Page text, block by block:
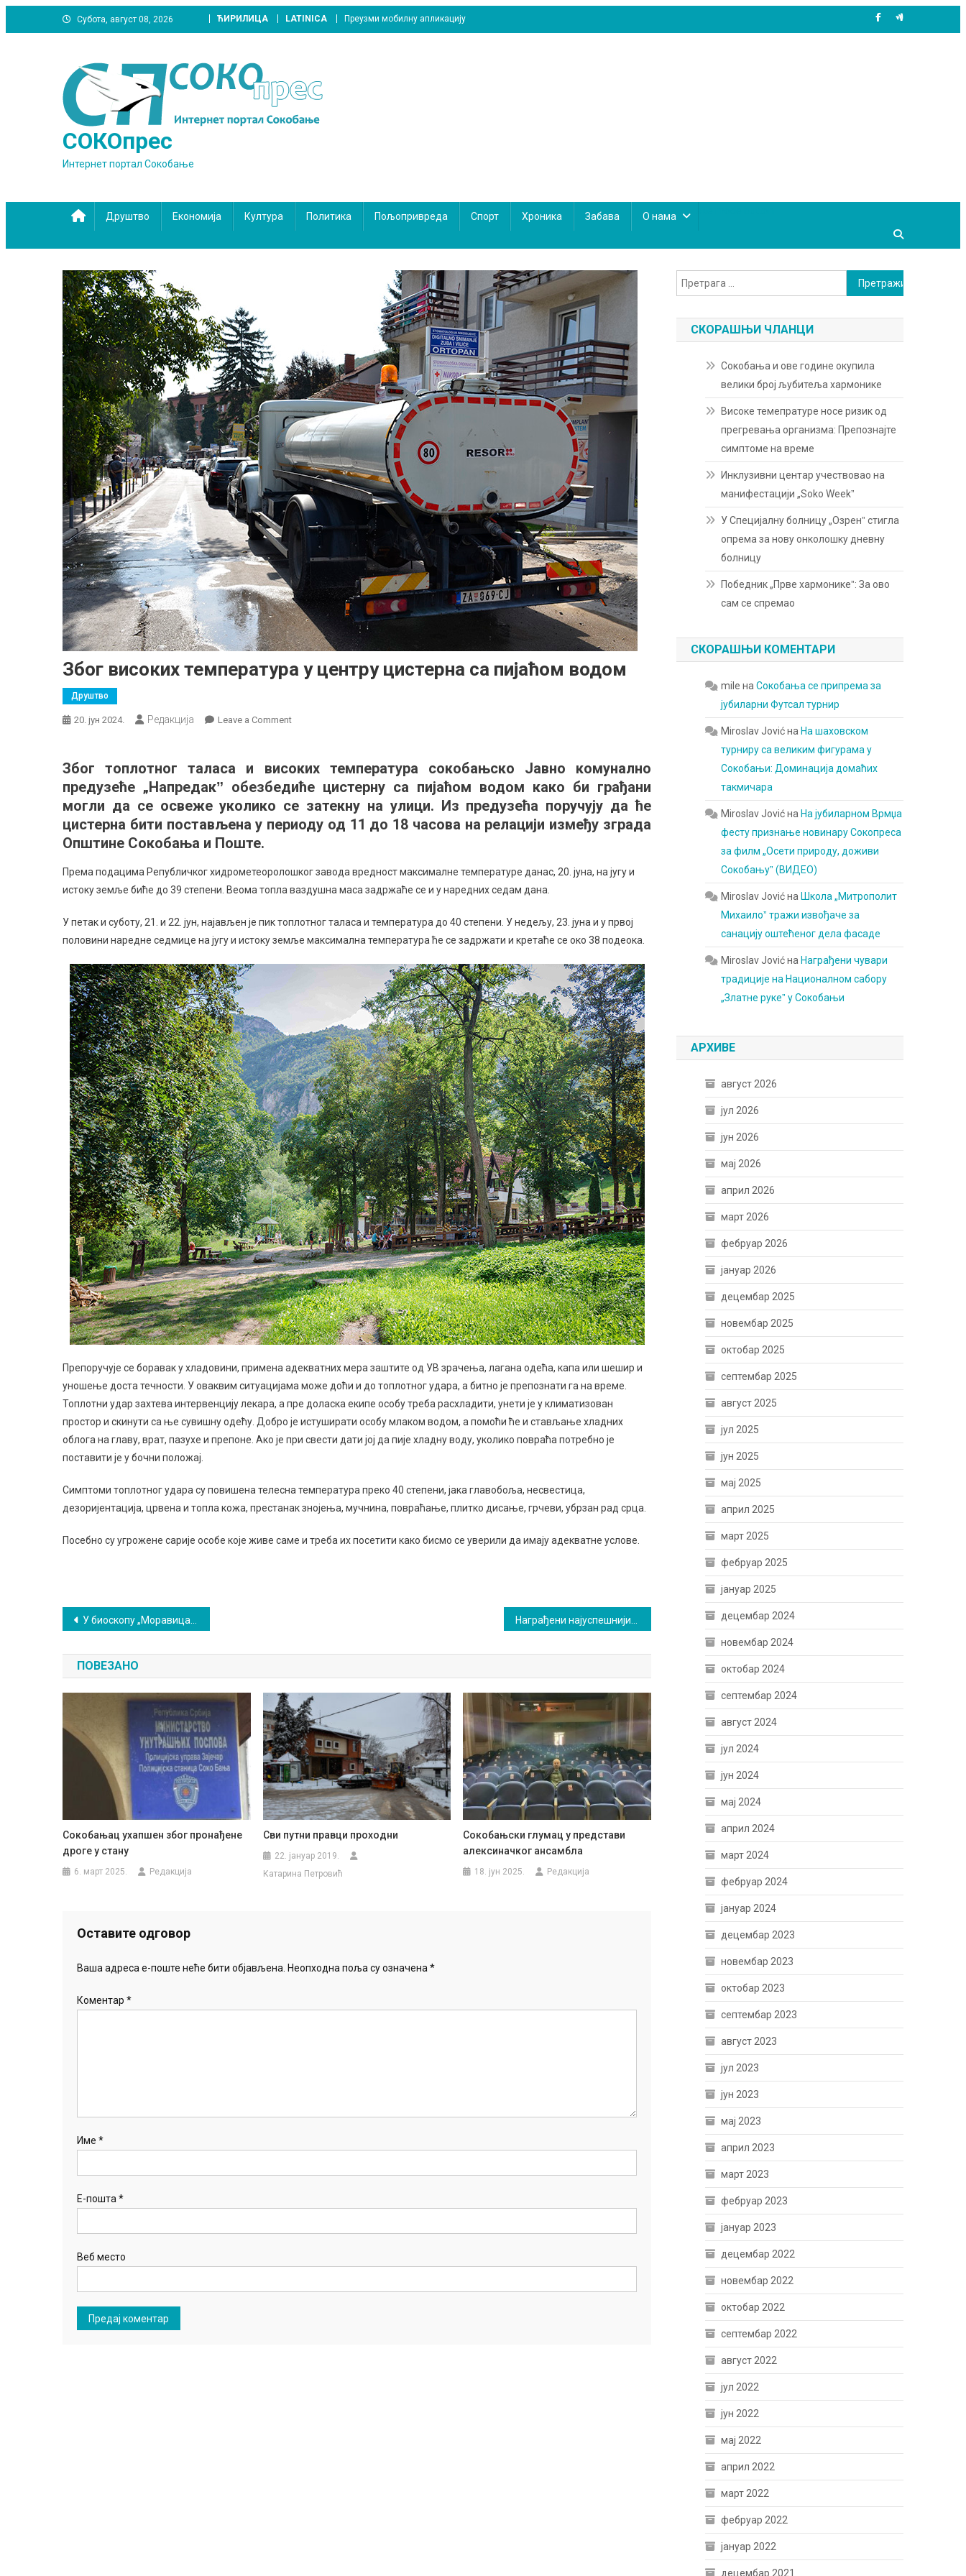
to
Субота, август 08, 2026 ЋИРИЛИЦА LATINICA Преузми мобилну апликацију
СОКОпрес
Интернет портал Сокобање
Друштво Економија Култура Политика Пољопривреда Спорт Хроника Забава О нама
Због високих температура у центру цистерна са пијаћом водом
Друштво
20. јун 2024. Редакција Leave a Commenton
температура
у
центру
водом
Због топлотног таласа и високих температура сокобањско Јавно комунално
предузеће „Напредакˮ обезбедиће цистерну са пијаћом водом како би грађани
могли да се освеже уколико се затекну на улици. Из предузећа поручују да ће
цистерна бити постављена у периоду од 11 до 18 часова на релацији између зграда
Општине Сокобања и Поште.
Према подацима Републичког хидрометеоролошког завода вредност максималне температуре данас, 20. јуна, на југу и
истоку земље биће до 39 степени. Веома топла ваздушна маса задржаће се и у наредних седам дана.
У петак и суботу, 21. и 22. јун, најављен је пик топлотног таласа и температура до 40 степени. У недељу, 23. јуна и у првој
половини наредне седмице на југу и истоку земље максимална температура ће се задржати и кретаће се око 38 подеока.
Препоручује се боравак у хладовини, примена адекватних мера заштите од УВ зрачења, лагана одећа, капа или шешир и
уношење доста течности. У оваквим ситуацијама може доћи и до топлотног удара, а битно је препознати га на време.
Топлотни удар захтева интервенцију лекара, а пре доласка екипе особу треба расхладити, унети је у климатизован
простор и скинути са ње сувишну одећу. Добро је истуширати особу млаком водом, а помоћи ће и стављање хладних
облога на главу, врат, пазухе и препоне. Ако је при свести дати јој да пије хладну воду, уколико повраћа потребно је
поставити је у бочни положај.
Симптоми топлотног удара су повишена телесна температура преко 40 степени, јака главобоља, несвестица,
дезоријентација, црвена и топла кожа, престанак знојења, мучнина, повраћање, плитко дисање, грчеви, убрзан рад срца.
Посебно су угрожене сарије особе које живе саме и треба их посетити како бисмо се уверили да имају адекватне услове.
Кретање
чланка
У биоскопу „Моравица”: Сутра „Егзорцизам”, у недељу „Грозан Ја”
ПОВЕЗАНО
Сокобањац ухапшен због пронађене
дроге у стану
6. март 2025. Редакција
Сви путни правци проходни
22. јануар 2019.
Катарина Петровић
Сокобањски глумац у представи
алексиначког ансамбла
18. јун 2025. Редакција
Оставите одговор
Ваша адреса е-поште неће бити објављена. Неопходна поља су означена*
Коментар *
Име *
Е-пошта*
Веб место
Претрага
за:
СКОРАШЊИ ЧЛАНЦИ
Сокобања и ове године окупила
велики број љубитеља хармонике
Високе темепратуре носе ризик од
прегревања организма: Препознајте
симптоме на време
Инклузивни центар учествовао на
манифестацији „Soko Weekˮ
У Специјалну болницу „Озренˮ стигла
опрема за нову онколошку дневну
болницу
Победник „Прве хармоникеˮ: За ово
сам се спремао
СКОРАШЊИ КОМЕНТАРИ
mile наСокобања се припрема за
јубиларни Футсал турнир
Miroslav Jovićна На шаховском
турниру са великим фигурама у
Сокобањи: Доминација домаћих
такмичара
Miroslav Jovićна На јубиларном Врмџа
фесту признање новинару Сокопреса
за филм „Осети природу, доживи
Сокобањуˮ (ВИДЕО)
Miroslav Jovićна Школа „Митрополит
Михаилоˮ тражи извођаче за
санацију оштећеног дела фасаде
Miroslav Jovićна Награђени чувари
традиције на Националном сабору
„Златне рукеˮ у Сокобањи
АРХИВЕ
август 2026
јул 2026
јун 2026
мај 2026
април 2026
март 2026
фебруар 2026
јануар 2026
децембар 2025
новембар 2025
октобар 2025
септембар 2025
август 2025
јул 2025
јун 2025
мај 2025
април 2025
март 2025
фебруар 2025
јануар 2025
децембар 2024
новембар 2024
октобар 2024
септембар 2024
август 2024
јул 2024
јун 2024
мај 2024
април 2024
март 2024
фебруар 2024
јануар 2024
децембар 2023
новембар 2023
октобар 2023
септембар 2023
август 2023
јул 2023
јун 2023
мај 2023
април 2023
март 2023
фебруар 2023
јануар 2023
децембар 2022
новембар 2022
октобар 2022
септембар 2022
август 2022
јул 2022
јун 2022
мај 2022
април 2022
март 2022
фебруар 2022
јануар 2022
децембар 2021